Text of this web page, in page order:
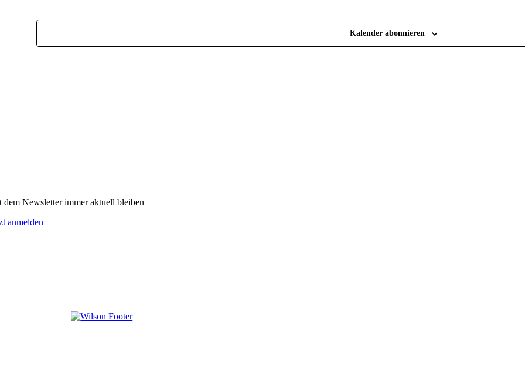
Kalender abonnieren
dem Newsletter immer aktuell bleiben
anmelden